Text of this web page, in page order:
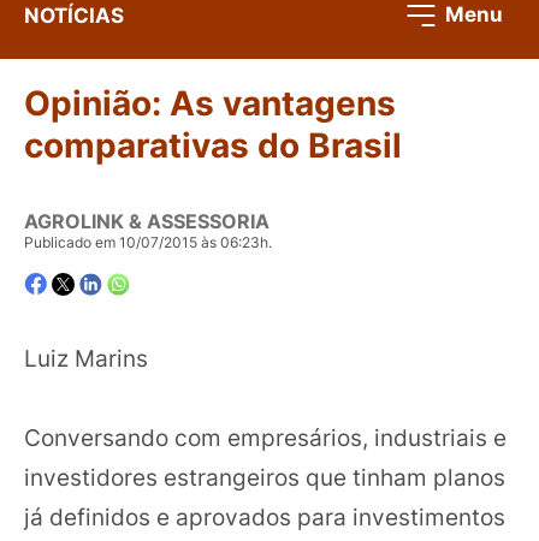
NOTÍCIAS Menu
Opinião: As vantagens
comparativas do Brasil
AGROLINK & ASSESSORIA
Publicado em 10/07/2015 às 06:23h.
Luiz Marins
Conversando com empresários, industriais e
investidores estrangeiros que tinham planos
já definidos e aprovados para investimentos